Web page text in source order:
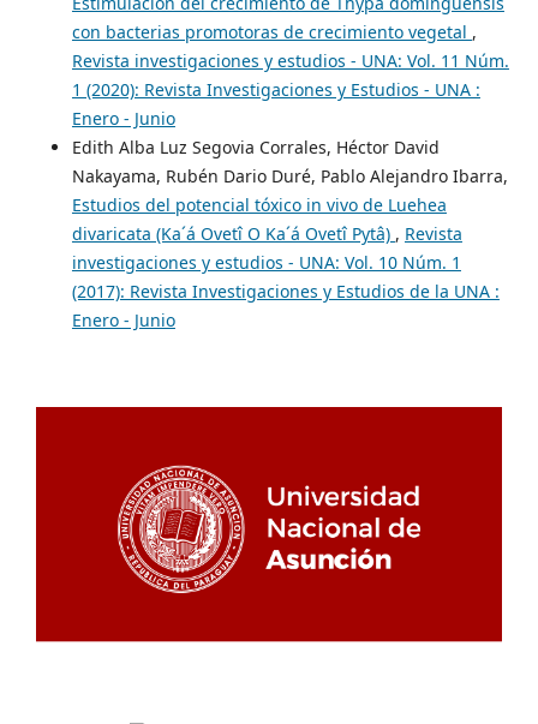
con bacterias promotoras de crecimiento vegetal ,
Revista investigaciones y estudios - UNA: Vol. 11 Núm.
1 (2020): Revista Investigaciones y Estudios - UNA :
Enero - Junio
Edith Alba Luz Segovia Corrales, Héctor David
Nakayama, Rubén Dario Duré, Pablo Alejandro Ibarra,
Estudios del potencial tóxico in vivo de Luehea
divaricata (Ka´á Ovetî O Ka´á Ovetî Pytâ) , Revista
investigaciones y estudios - UNA: Vol. 10 Núm. 1
(2017): Revista Investigaciones y Estudios de la UNA :
Enero - Junio